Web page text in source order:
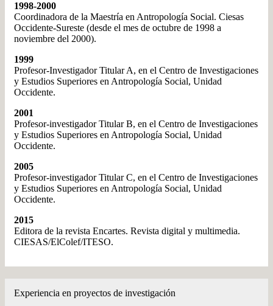
1998-2000
Coordinadora de la Maestría en Antropología Social. Ciesas
Occidente-Sureste (desde el mes de octubre de 1998 a
noviembre del 2000).
1999
Profesor-Investigador Titular A, en el Centro de Investigaciones
y Estudios Superiores en Antropología Social, Unidad
Occidente.
2001
Profesor-investigador Titular B, en el Centro de Investigaciones
y Estudios Superiores en Antropología Social, Unidad
Occidente.
2005
Profesor-investigador Titular C, en el Centro de Investigaciones
y Estudios Superiores en Antropología Social, Unidad
Occidente.
2015
Editora de la revista Encartes. Revista digital y multimedia.
CIESAS/ElColef/ITESO.
Experiencia en proyectos de investigación